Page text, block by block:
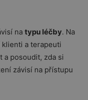
na typu léčby. Na
klienti a terapeuti
a posoudit, zda si
závisí na přístupu